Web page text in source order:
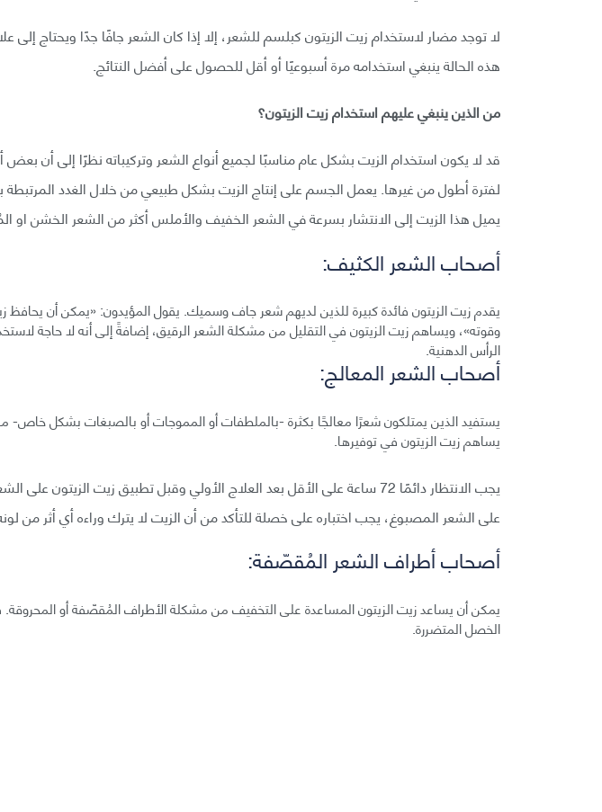
لا توجد مضار لاستخدام زيت الزيتون كبلسم للشعر، إلا إذا كان الشعر جافًا جدًا ويحتاج
هذه الحالة ينبغي استخدامه مرة أسبوعيًا أو أقل للحصول على أفضل النتائج.
من الذين ينبغي عليهم استخدام زيت الزيتون؟
قد لا يكون استخدام الزيت بشكل عام مناسبًا لجميع أنواع الشعر وتركيباته نظرًا إلى أن بعض
لفترة أطول من غيرها. يعمل الجسم على إنتاج الزيت بشكل طبيعي من خلال الغدد المرتبطة
يميل هذا الزيت إلى الانتشار بسرعة في الشعر الخفيف والأملس أكثر من الشعر الخشن او
أصحاب الشعر الكثيف:
يقدم زيت الزيتون فائدة كبيرة للذين لديهم شعر جاف وسميك. يقول المؤيدون: «يمكن أن يحافظ
وقوته»، ويساهم زيت الزيتون في التقليل من مشكلة الشعر الرقيق، إضافةً إلى أنه لا حاجة
الرأس الدهنية.
أصحاب الشعر المعالج:
يستفيد الذين يمتلكون شعرًا معالجًا بكثرة -بالملطفات أو المموجات أو بالصبغات بشكل خاص-
يساهم زيت الزيتون في توفيرها.
يجب الانتظار دائمًا 72 ساعة على الأقل بعد العلاج الأولي وقبل تطبيق زيت الزيتون
على الشعر المصبوغ، يجب اختباره على خصلة للتأكد من أن الزيت لا يترك وراءه أي أثر من
أصحاب أطراف الشعر المُقصّفة:
يمكن أن يساعد زيت الزيتون المساعدة على التخفيف من مشكلة الأطراف المُقصّفة أو
الخصل المتضررة.